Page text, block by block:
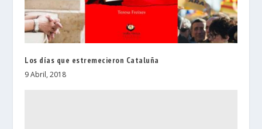
Los días que estremecieron Cataluña
9 Abril, 2018